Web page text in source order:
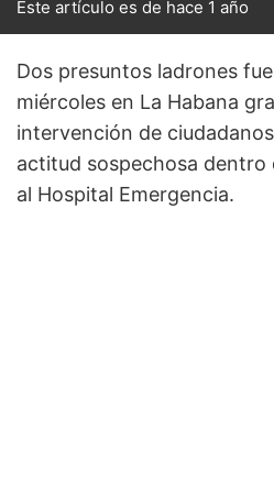
Este artículo es de hace 1 año
Dos presuntos ladrones
miércoles en La Habana
intervención de
actitud sospechosa
al Hospital Emergencia.